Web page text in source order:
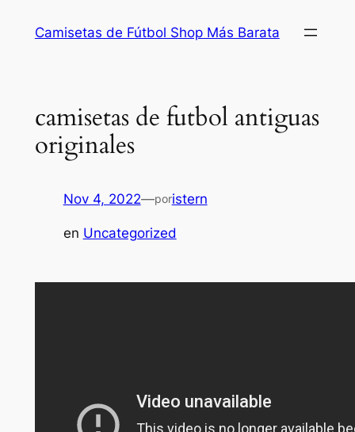
Camisetas de Fútbol Shop Más Barata
camisetas de futbol antiguas
originales
Nov 4, 2022—poristern
en Uncategorized